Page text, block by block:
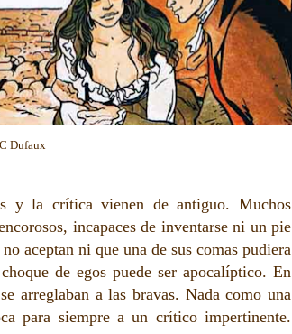
y la crítica vienen de antiguo. Muchos
incapaces de inventarse ni un pie
aceptan ni que una de sus comas pudiera
de egos puede ser apocalíptico. En
arreglaban a las bravas. Nada como una
para siempre a un crítico impertinente.